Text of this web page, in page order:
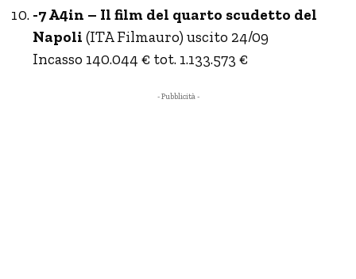
-7 A4in – Il film del quarto scudetto del
Napoli (ITA Filmauro) uscito 24/09
Incasso 140.044 € tot. 1.133.573 €
- Pubblicità -